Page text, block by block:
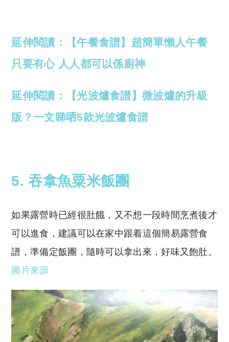
延伸閱讀：【午餐食譜】超簡單懶人午餐
只要有心 人人都可以係廚神
延伸閱讀：
【光波爐食譜】微波爐的升級
版？一文睇哂5款光波爐食譜
5. 吞拿魚粟米飯團
如果露營時已經很肚餓，又不想一段時間烹煮後才
可以進食，建議可以在家中跟着這個簡易露營食
譜，準備定飯團，隨時可以拿出來，好味又飽肚。
圖片來源